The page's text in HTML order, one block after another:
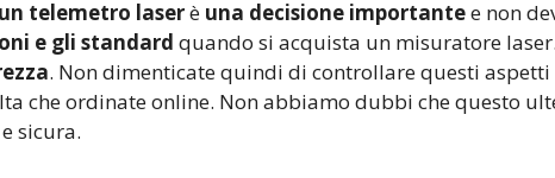
telemetro laserè una decisione importantee non
e gli standard quando si acquista un misuratore
. Non dimenticate quindi di controllare questi
che ordinate online. Non abbiamo dubbi che questo
sicura.